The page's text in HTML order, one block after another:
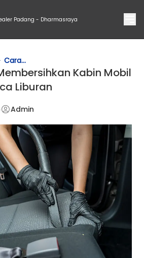
Padang - Dharmasraya
Cara...
Kabin Mobil
Liburan
Admin